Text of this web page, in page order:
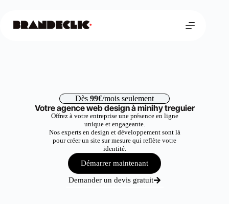
Dès 99€/mois seulement
Votre agence web design à minihy treguier
Offrez à votre entreprise une présence en ligne
unique et engageante.
Nos experts en design et développement sont là
pour créer un site sur mesure qui reflète votre
identité.
Démarrer maintenant
Demander un devis gratuit